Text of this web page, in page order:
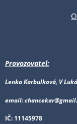
Provozovatel:
Lenka Karbulková, V
email:
IČ: 11145978